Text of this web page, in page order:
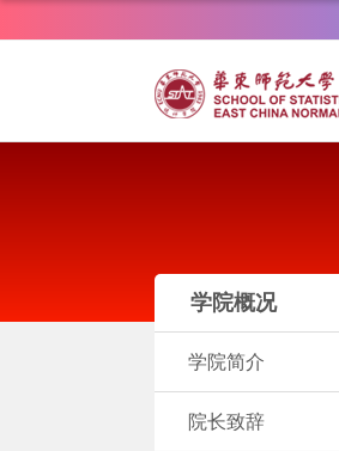
学院概况
学院简介
院长致辞